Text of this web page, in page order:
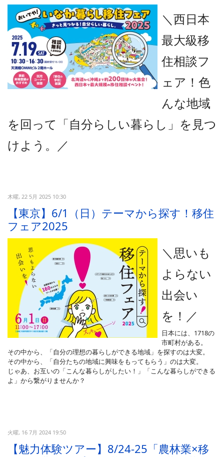
＼西日本
最大級移
住相談フ
ェア！色
んな地域
を回って「自分らしい暮らし」を見つ
けよう。
／
木曜, 22 5月 2025 10:30
【東京】6/1（日）テーマから探す！移住
フェア2025
＼思いも
よらない
出会い
を！ ／
日本には、1718の
市町村がある。
その中から、「自分の理想の暮らしができる地域」を探すのは大変。
その中から、「自分たちの地域に興味をもってもらう」のは大変。
じゃあ、お互いの「こんな暮らしがしたい！」「こんな暮らしができる
よ」から繋がりませんか？
火曜, 16 7月 2024 19:50
【魅力体験ツアー】8/24-25「農林業×移